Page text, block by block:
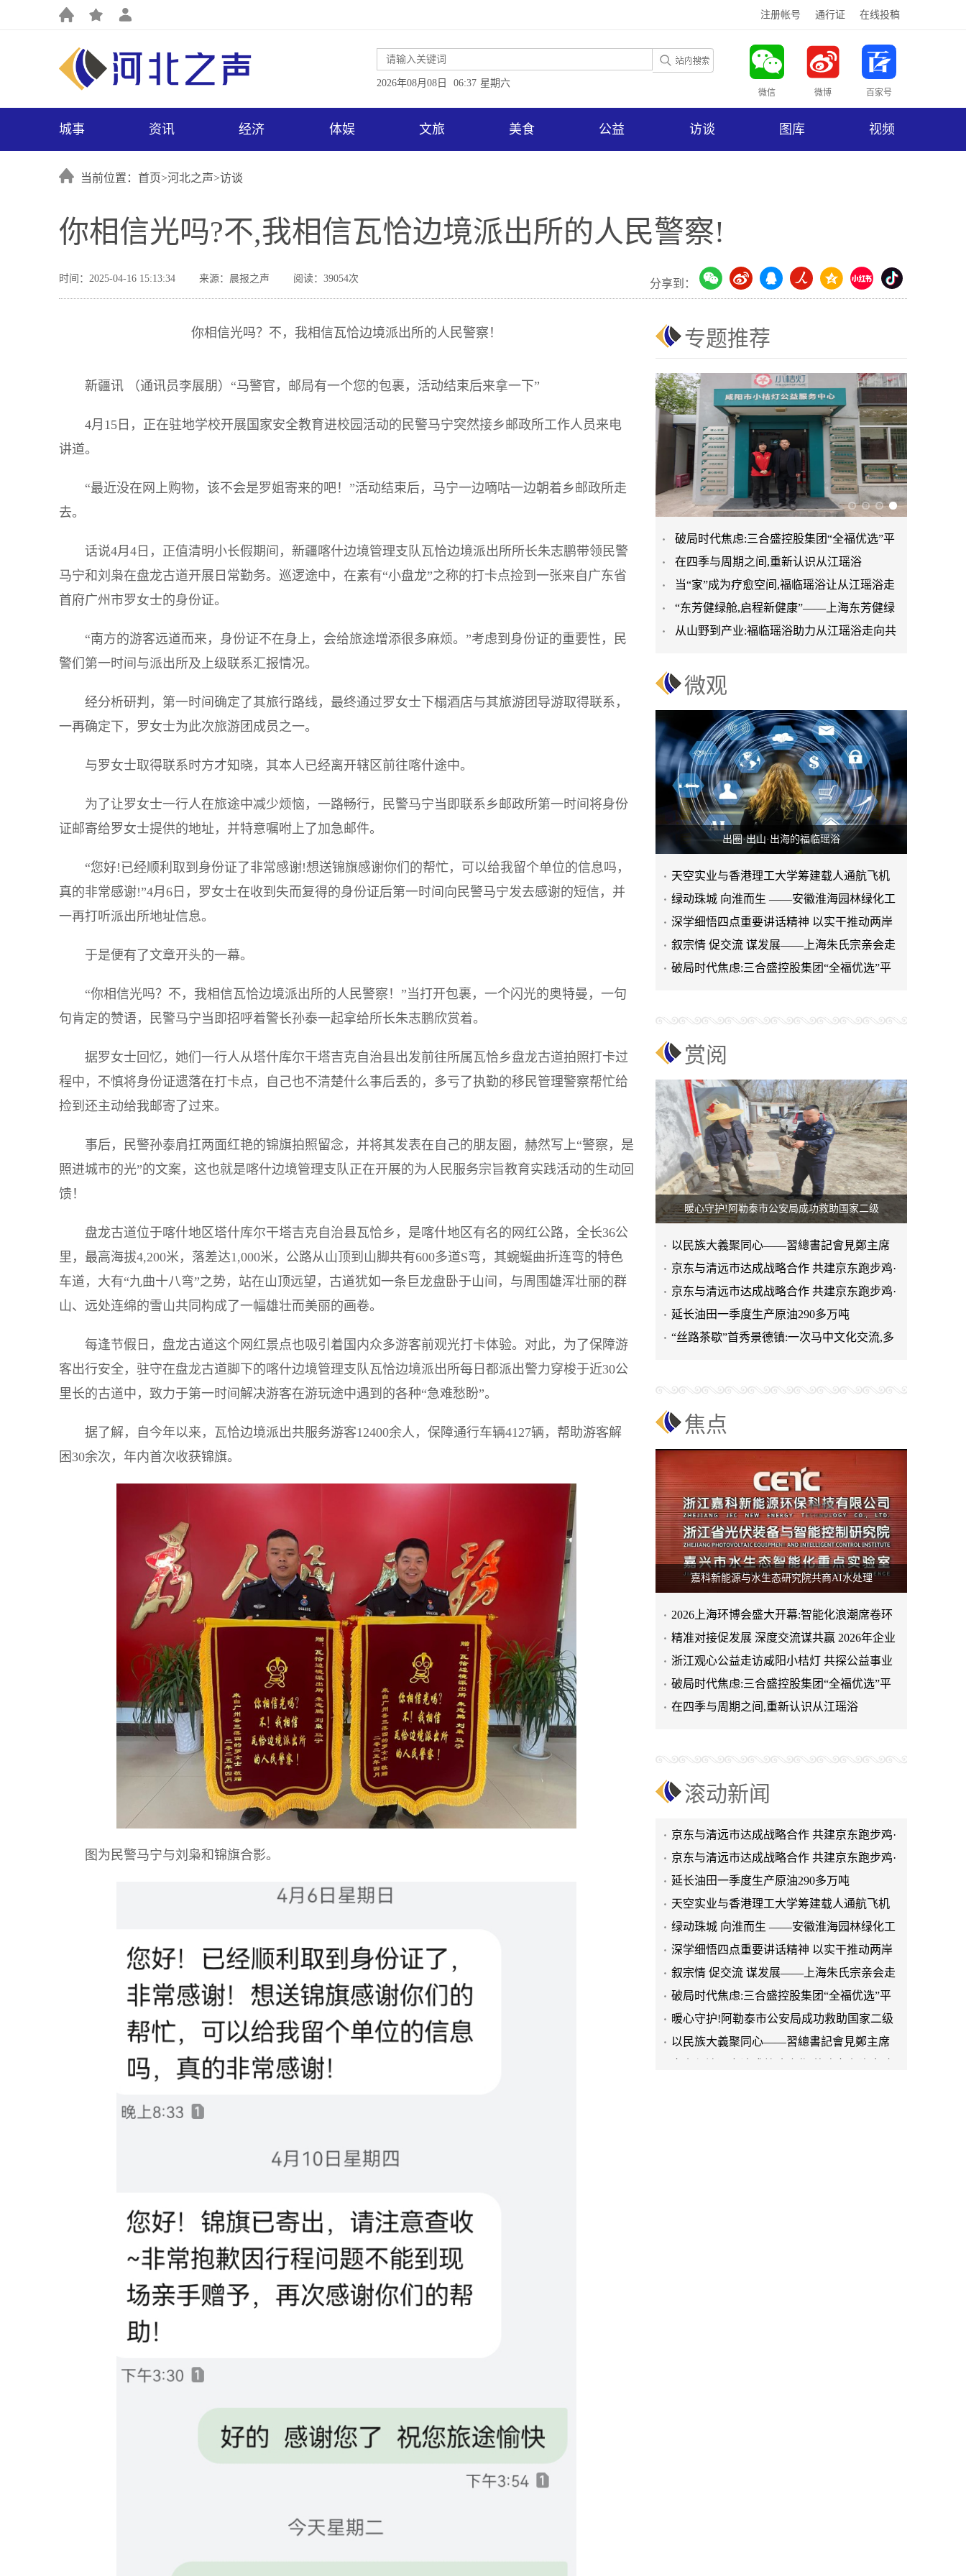
注册帐号 通行证 在线投稿
微信 微博 百家号
2026年08月08日 06:37 星期六
城事 资讯 经济 体娱 文旅 美食 公益 访谈 图库 视频
当前位置：首页>河北之声>访谈
你相信光吗?不,我相信瓦恰边境派出所的人民警察!
时间：2025-04-16 15:13:34 来源：晨报之声 阅读：39054次 分享到：
你相信光吗？不，我相信瓦恰边境派出所的人民警察！
新疆讯 （通讯员李展朋）“马警官，邮局有一个您的包裹，活动结束后来拿一下”
4月15日，正在驻地学校开展国家安全教育进校园活动的民警马宁突然接乡邮政所工作人员来电
讲道。
“最近没在网上购物，该不会是罗姐寄来的吧！”活动结束后，马宁一边嘀咕一边朝着乡邮政所走
去。
话说4月4日，正值清明小长假期间，新疆喀什边境管理支队瓦恰边境派出所所长朱志鹏带领民警
马宁和刘枭在盘龙古道开展日常勤务。巡逻途中，在素有“小盘龙”之称的打卡点捡到一张来自广东省
首府广州市罗女士的身份证。
“南方的游客远道而来，身份证不在身上，会给旅途增添很多麻烦。”考虑到身份证的重要性，民
警们第一时间与派出所及上级联系汇报情况。
经分析研判，第一时间确定了其旅行路线，最终通过罗女士下榻酒店与其旅游团导游取得联系，
一再确定下，罗女士为此次旅游团成员之一。
与罗女士取得联系时方才知晓，其本人已经离开辖区前往喀什途中。
为了让罗女士一行人在旅途中减少烦恼，一路畅行，民警马宁当即联系乡邮政所第一时间将身份
证邮寄给罗女士提供的地址，并特意嘱咐上了加急邮件。
“您好!已经顺利取到身份证了非常感谢!想送锦旗感谢你们的帮忙，可以给我留个单位的信息吗，
真的非常感谢!”4月6日，罗女士在收到失而复得的身份证后第一时间向民警马宁发去感谢的短信，并
一再打听派出所地址信息。
于是便有了文章开头的一幕。
“你相信光吗？不，我相信瓦恰边境派出所的人民警察！”当打开包裹，一个闪光的奥特曼，一句
句肯定的赞语，民警马宁当即招呼着警长孙泰一起拿给所长朱志鹏欣赏着。
据罗女士回忆，她们一行人从塔什库尔干塔吉克自治县出发前往所属瓦恰乡盘龙古道拍照打卡过
程中，不慎将身份证遗落在打卡点，自己也不清楚什么事后丢的，多亏了执勤的移民管理警察帮忙给
捡到还主动给我邮寄了过来。
事后，民警孙泰肩扛两面红艳的锦旗拍照留念，并将其发表在自己的朋友圈，赫然写上“警察，是
照进城市的光”的文案，这也就是喀什边境管理支队正在开展的为人民服务宗旨教育实践活动的生动回
馈！
盘龙古道位于喀什地区塔什库尔干塔吉克自治县瓦恰乡，是喀什地区有名的网红公路，全长36公
里，最高海拔4,200米，落差达1,000米，公路从山顶到山脚共有600多道S弯，其蜿蜒曲折连弯的特色
车道，大有“九曲十八弯”之势，站在山顶远望，古道犹如一条巨龙盘卧于山间，与周围雄浑壮丽的群
山、远处连绵的雪山共同构成了一幅雄壮而美丽的画卷。
每逢节假日，盘龙古道这个网红景点也吸引着国内众多游客前观光打卡体验。对此，为了保障游
客出行安全，驻守在盘龙古道脚下的喀什边境管理支队瓦恰边境派出所每日都派出警力穿梭于近30公
里长的古道中，致力于第一时间解决游客在游玩途中遇到的各种“急难愁盼”。
据了解，自今年以来，瓦恰边境派出共服务游客12400余人，保障通行车辆4127辆，帮助游客解
困30余次，年内首次收获锦旗。
图为民警马宁与刘枭和锦旗合影。
专题推荐
破局时代焦虑:三合盛控股集团“全福优选”平
台正式启航
在四季与周期之间,重新认识从江瑶浴
当“家”成为疗愈空间,福临瑶浴让从江瑶浴走
进日常生活
“东芳健绿舱,启程新健康”——上海东芳健绿
AI智能养身舱品牌发
从山野到产业:福临瑶浴助力从江瑶浴走向共
微观
出圈·出山·出海的福临瑶浴
天空实业与香港理工大学筹建载人通航飞机
研究院
绿动珠城 向淮而生 ——安徽淮海园林绿化工
程有限公司发展纪实
深学细悟四点重要讲话精神 以实干推动两岸
融合发展
叙宗情 促交流 谋发展——上海朱氏宗亲会走
进上海晨烨家具有限公
破局时代焦虑:三合盛控股集团“全福优选”平
赏阅
暖心守护!阿勒泰市公安局成功救助国家二级
以民族大義聚同心——習總書記會見鄭主席
提出兩岸關系四點重要意
京东与清远市达成战略合作 共建京东跑步鸡·
清远鸡标准体系
京东与清远市达成战略合作 共建京东跑步鸡·
清远鸡标准体系
延长油田一季度生产原油290多万吨
“丝路茶歇”首秀景德镇:一次马中文化交流,多
焦点
嘉科新能源与水生态研究院共商AI水处理
2026上海环博会盛大开幕:智能化浪潮席卷环
保产业
精准对接促发展 深度交流谋共赢 2026年企业
投融资交流活动第二
浙江观心公益走访咸阳小桔灯 共探公益事业
可持续发展新路径
破局时代焦虑:三合盛控股集团“全福优选”平
台正式启航
在四季与周期之间,重新认识从江瑶浴
滚动新闻
天空实业与香港理工大学筹建载人通航飞机
研究院
绿动珠城 向淮而生 ——安徽淮海园林绿化工
程有限公司发展纪实
深学细悟四点重要讲话精神 以实干推动两岸
保护动物黑鸢
以民族大義聚同心——習總書記會見鄭主席
清远鸡标准体系
京东与清远市达成战略合作 共建京东跑步鸡·
清远鸡标准体系
延长油田一季度生产原油290多万吨
天空实业与香港理工大学筹建载人通航飞机
研究院
绿动珠城 向淮而生 ——安徽淮海园林绿化工
程有限公司发展纪实
深学细悟四点重要讲话精神 以实干推动两岸
融合发展
叙宗情 促交流 谋发展——上海朱氏宗亲会走
进上海晨烨家具有限公司
破局时代焦虑:三合盛控股集团“全福优选”平
台正式启航
暖心守护!阿勒泰市公安局成功救助国家二级
保护动物黑鸢
以民族大義聚同心——習總書記會見鄭主席
提出兩岸關系四點重要意見
京东与清远市达成战略合作 共建京东跑步鸡·